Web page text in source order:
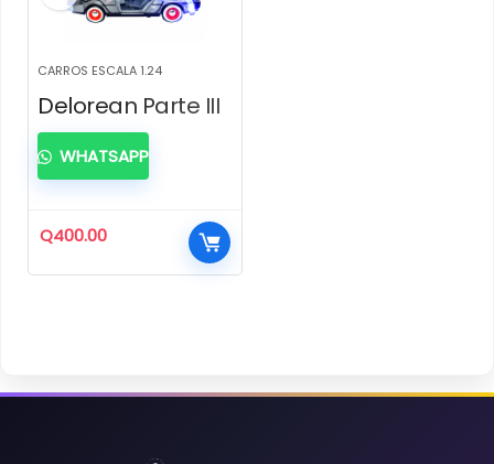
CARROS ESCALA 1.24
Delorean Parte III
Q400.00
WHATSAPP